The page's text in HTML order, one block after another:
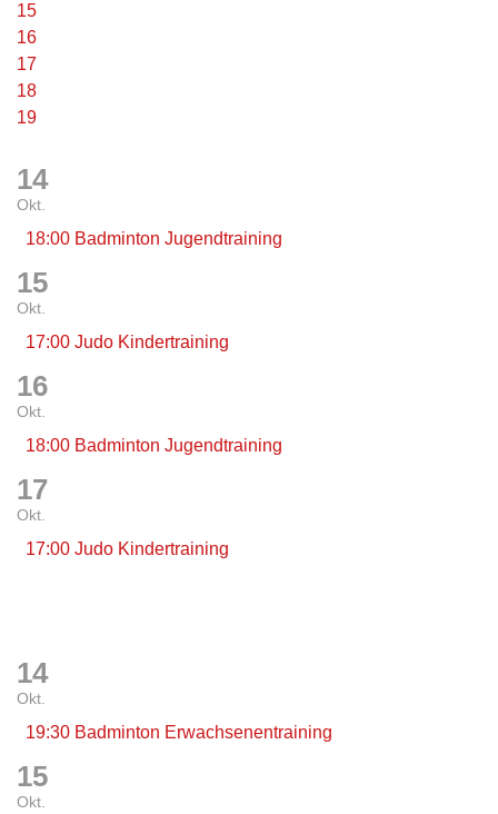
15
16
17
18
19
14
Okt.
18:00 Badminton Jugendtraining
15
Okt.
17:00 Judo Kindertraining
16
Okt.
18:00 Badminton Jugendtraining
17
Okt.
17:00 Judo Kindertraining
14
Okt.
19:30 Badminton Erwachsenentraining
15
Okt.